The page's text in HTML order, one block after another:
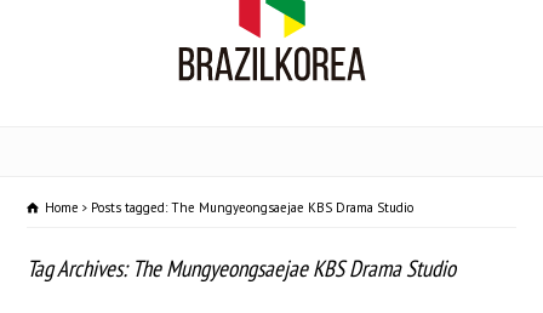
Home Posts tagged: The Mungyeongsaejae KBS Drama Studio
Tag Archives: The Mungyeongsaejae KBS Drama Studio